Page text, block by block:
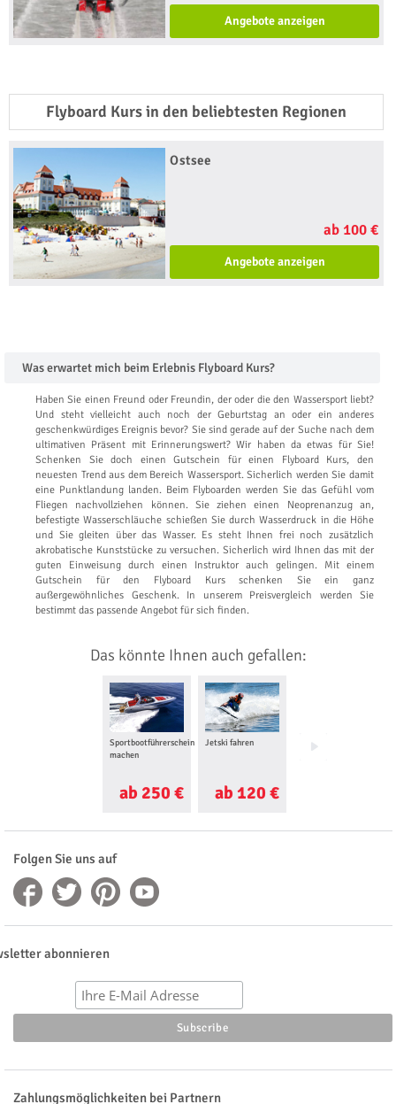
Angebote anzeigen
Flyboard Kurs in den beliebtesten Regionen
Ostsee
ab 100 €
Angebote anzeigen
Was erwartet mich beim Erlebnis Flyboard Kurs?
Haben Sie einen Freund oder Freundin, der oder die den Wassersport liebt?
Und steht vielleicht auch noch der Geburtstag an oder ein anderes
geschenkwürdiges Ereignis bevor? Sie sind gerade auf der Suche nach dem
ultimativen Präsent mit Erinnerungswert? Wir haben da etwas für Sie!
Schenken Sie doch einen Gutschein für einen Flyboard Kurs, den
neuesten Trend aus dem Bereich Wassersport. Sicherlich werden Sie damit
eine Punktlandung landen. Beim Flyboarden werden Sie das Gefühl vom
Fliegen nachvollziehen können. Sie ziehen einen Neoprenanzug an,
befestigte Wasserschläuche schießen Sie durch Wasserdruck in die Höhe
und Sie gleiten über das Wasser. Es steht Ihnen frei noch zusätzlich
akrobatische Kunststücke zu versuchen. Sicherlich wird Ihnen das mit der
guten Einweisung durch einen Instruktor auch gelingen. Mit einem
Gutschein für den Flyboard Kurs schenken Sie ein ganz
außergewöhnliches Geschenk. In unserem Preisvergleich werden Sie
bestimmt das passende Angebot für sich finden.
Das könnte Ihnen auch gefallen:
Sportbootführerschein
machen
ab 250 €
Jetski fahren
ab 120 €
Segeltörn
Folgen Sie uns auf
abonnieren
Zahlungsmöglichkeiten bei Partnern